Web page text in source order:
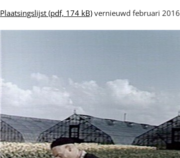
Plaatsingslijst(pdf, 174 kB)vernieuwd februari 2016